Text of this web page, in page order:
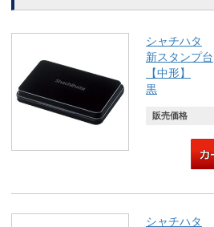
シャチハタ
新スタンプ台
【中形】
黒
販売価格
シャチハタ